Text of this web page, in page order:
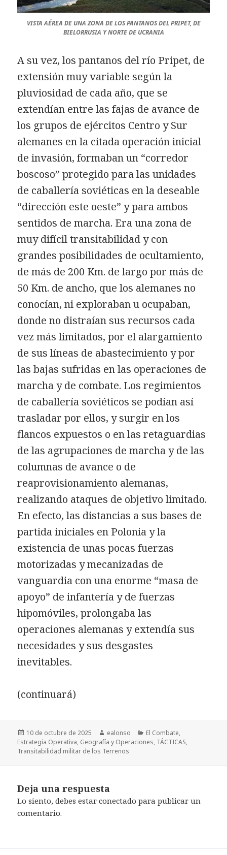
VISTA AÉREA DE UNA ZONA DE LOS PANTANOS DEL PRIPET, DE
BIELORRUSIA Y NORTE DE UCRANIA
A su vez, los pantanos del río Pripet, de
extensión muy variable según la
pluviosidad de cada año, que se
extendían entre las fajas de avance de
los grupos de ejércitos Centro y Sur
alemanes en la citada operación inicial
de invasión, formaban un “corredor
boscoso” protegido para las unidades
de caballería soviéticas en la deseable
“dirección este oeste” y para ambos
sentidos de marcha. Era una zona de
muy difícil transitabilidad y con
grandes posibilidades de ocultamiento,
de más de 200 Km. de largo por más de
50 Km. de ancho, que los alemanes no
conocían, ni exploraban u ocupaban,
donde no distraían sus recursos cada
vez más limitados, por el alargamiento
de sus líneas de abastecimiento y por
las bajas sufridas en las operaciones de
marcha y de combate. Los regimientos
de caballería soviéticos se podían así
trasladar por ellos, y surgir en los
flancos expuestos o en las retaguardias
de las agrupaciones de marcha y de las
columnas de avance o de
reaprovisionamiento alemanas,
realizando ataques de objetivo limitado.
En efecto, las distancias a sus bases de
partida iniciales en Polonia y la
existencia de unas pocas fuerzas
motorizadas y mecanizadas de
vanguardia con una enorme “masa de
apoyo” de infantería y de fuerzas
hipomóviles, prolongaba las
operaciones alemanas y extendía sus
necesidades y sus desgastes
inevitables.
(continuará)
Publicado
el
10 de octubre de 2025 Autor
ealonso Categorías
El Combate,
Estrategia Operativa, Geografía y Operaciones, TÁCTICAS,
Transitabilidad militar de los Terrenos
Deja una respuesta
Lo siento, debes estarconectado para publicar un
comentario.